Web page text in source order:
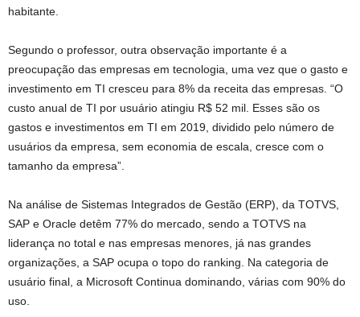
habitante.
Segundo o professor, outra observação importante é a
preocupação das empresas em tecnologia, uma vez que o gasto e
investimento em TI cresceu para 8% da receita das empresas. “O
custo anual de TI por usuário atingiu R$ 52 mil. Esses são os
gastos e investimentos em TI em 2019, dividido pelo número de
usuários da empresa, sem economia de escala, cresce com o
tamanho da empresa”.
Na análise de Sistemas Integrados de Gestão (ERP), da TOTVS,
SAP e Oracle detêm 77% do mercado, sendo a TOTVS na
liderança no total e nas empresas menores, já nas grandes
organizações, a SAP ocupa o topo do ranking. Na categoria de
usuário final, a Microsoft Continua dominando, várias com 90% do
uso.